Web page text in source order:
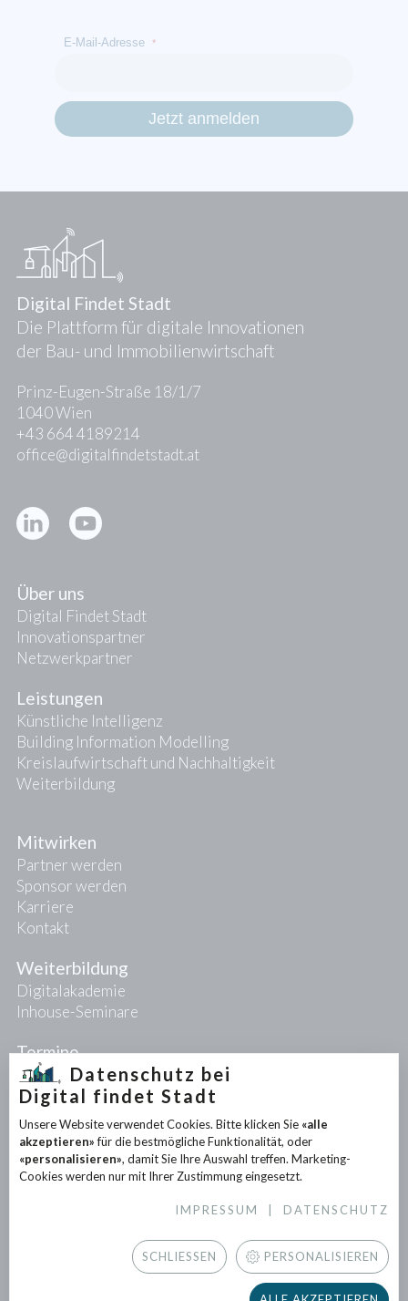
E-Mail-Adresse *
Digital Findet Stadt
Die Plattform für digitale Innovationen
der Bau- und Immobilienwirtschaft
Prinz-Eugen-Straße 18/1/7
1040 Wien
+43 664 4189214
office@digitalfindetstadt.at
Über uns
Digital Findet Stadt
Innovationspartner
Netzwerkpartner
Leistungen
Künstliche Intelligenz
Building Information Modelling
Kreislaufwirtschaft und Nachhaltigkeit
Weiterbildung
Mitwirken
Partner werden
Sponsor werden
Karriere
Kontakt
Weiterbildung
Digitalakademie
Inhouse-Seminare
Termine
Projekte
PIONEER-Projekte
Forschungsprojekte
Partnerprojekte
Datenschutz bei
Digital findet Stadt
Unsere Website verwendet Cookies. Bitte klicken Sie «alle
akzeptieren»für die bestmögliche Funktionalität, oder
«personalisieren», damit Sie Ihre Auswahl treffen. Marketing-
Cookies werden nur mit Ihrer Zustimmung eingesetzt.
IMPRESSUM DATENSCHUTZ
SCHLIESSEN PERSONALISIEREN